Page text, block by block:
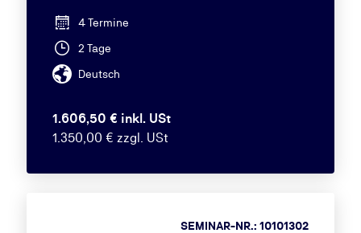
4 Termine
2 Tage
Deutsch
1.606,50 € inkl. USt
1.350,00 € zzgl. USt
SEMINAR-NR.: 10101302